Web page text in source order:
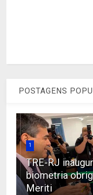
POSTAGENS
1
TRE-RJ
biometria
Meriti